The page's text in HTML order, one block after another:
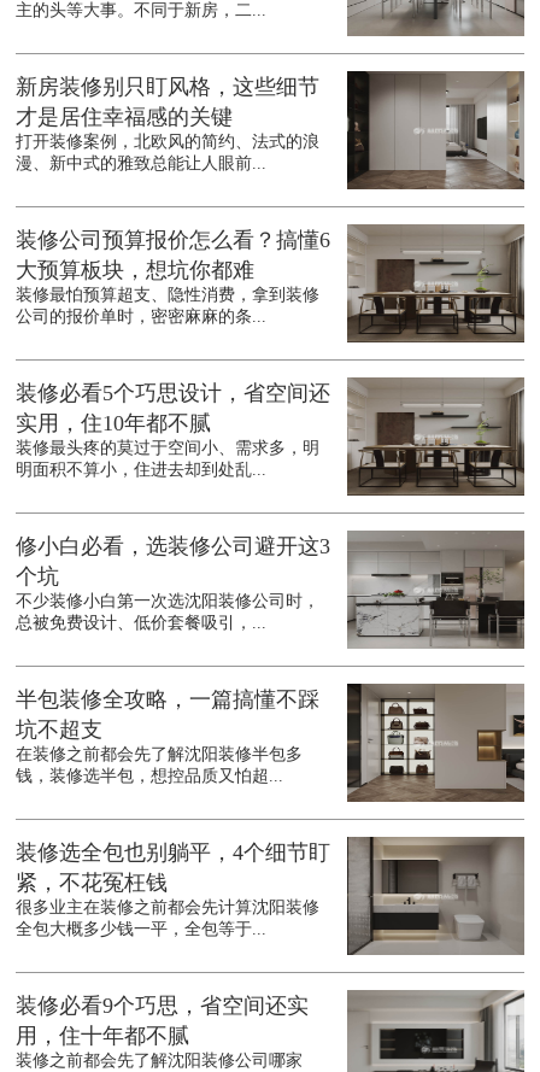
主的头等大事。不同于新房，二...
新房装修别只盯风格，这些细节
才是居住幸福感的关键
打开装修案例，北欧风的简约、法式的浪
漫、新中式的雅致总能让人眼前...
装修公司预算报价怎么看？搞懂6
大预算板块，想坑你都难
装修最怕预算超支、隐性消费，拿到装修
公司的报价单时，密密麻麻的条...
装修必看5个巧思设计，省空间还
实用，住10年都不腻
装修最头疼的莫过于空间小、需求多，明
明面积不算小，住进去却到处乱...
修小白必看，选装修公司避开这3
个坑
不少装修小白第一次选沈阳装修公司时，
总被免费设计、低价套餐吸引，...
半包装修全攻略，一篇搞懂不踩
坑不超支
在装修之前都会先了解沈阳装修半包多
钱，装修选半包，想控品质又怕超...
装修选全包也别躺平，4个细节盯
紧，不花冤枉钱
很多业主在装修之前都会先计算沈阳装修
全包大概多少钱一平，全包等于...
装修必看9个巧思，省空间还实
用，住十年都不腻
装修之前都会先了解沈阳装修公司哪家